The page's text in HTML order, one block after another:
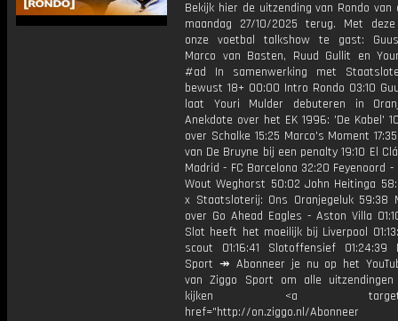
Bekijk hier de uitzending van Rondo van
maandag 27/10/2025 terug. Met
onze voetbal talkshow te gast:
Marco van Basten, Ruud Gullit en
#ad In samenwerking met
bewust 18+ 00:00 Intro Rondo 03:10
laat Youri Mulder debuteren in
Anekdote over het EK 1996: 'De Kabel'
over Schalke 15:25 Marco's Moment
van De Bruyne bij een penalty 19:10 El
Madrid - FC Barcelona 32:20 Feyenoord -
Wout Weghorst 50:02 John Heitinga
x Staatsloterij: Ons Oranjegeluk 59:38
over Go Ahead Eagles - Aston Villa
Slot heeft het moeilijk bij Liverpool
scout 01:16:41 Slotoffensief 01:24:39
Sport ↠ Abonneer je nu op het
van Ziggo Sport om alle
kijken <a
href="http://on.ziggo.nl/